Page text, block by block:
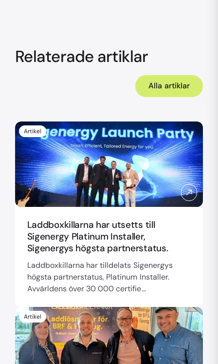
Relaterade artiklar
Alla artiklar
Artikel
Laddboxkillarna har utsetts till
Sigenergy Platinum Installer,
Sigenergys högsta partnerstatus.
Laddboxkillarna har tilldelats Sigenergys
högsta partnerstatus, Platinum Installer.
Avvärldens över 30 000 certifie...
Artikel